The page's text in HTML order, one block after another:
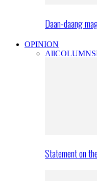
Daan-daang
OPINION
AllCOLUMNS
Statement on